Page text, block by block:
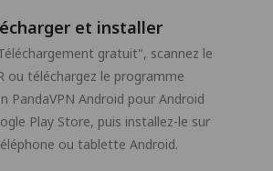
et installer
gratuit", scannez le
ou téléchargez le programme
PandaVPN Android pour Android
Play Store, puis installez-le sur
ou tablette Android.